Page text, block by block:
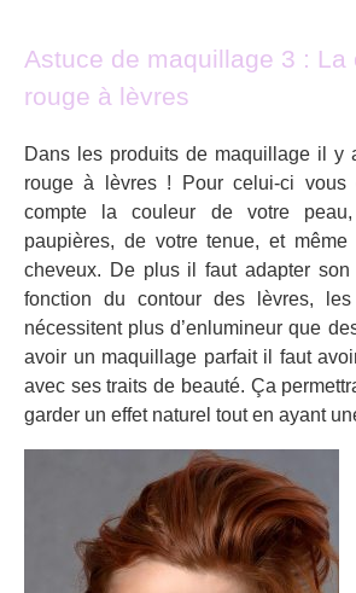
Astuce de maquillage 3 : La
rouge à lèvres
Dans les produits de maquillage il y
rouge à lèvres ! Pour celui-ci vous
compte la couleur de votre
paupières, de votre tenue, et
cheveux. De plus il faut adapter
fonction du contour des lèvres,
nécessitent plus d’enlumineur que
avoir un maquillage parfait il faut
avec ses traits de beauté. Ça
garder un effet naturel tout en ayant